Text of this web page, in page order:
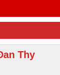
Thy